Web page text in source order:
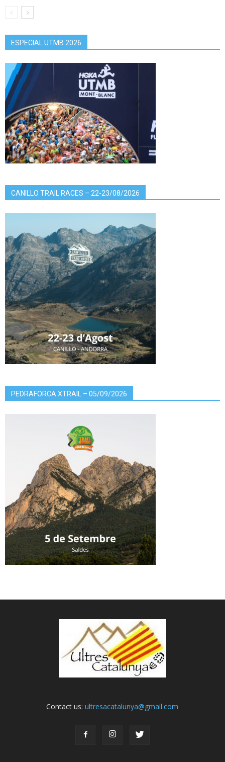
ESPECIAL UTMB 2026
CANILLO TRAIL RACES – 22-23/08/2026
PEDRAFORCA XTRAIL – 05/09/2026
Contact us:ultresacatalunya@gmail.com